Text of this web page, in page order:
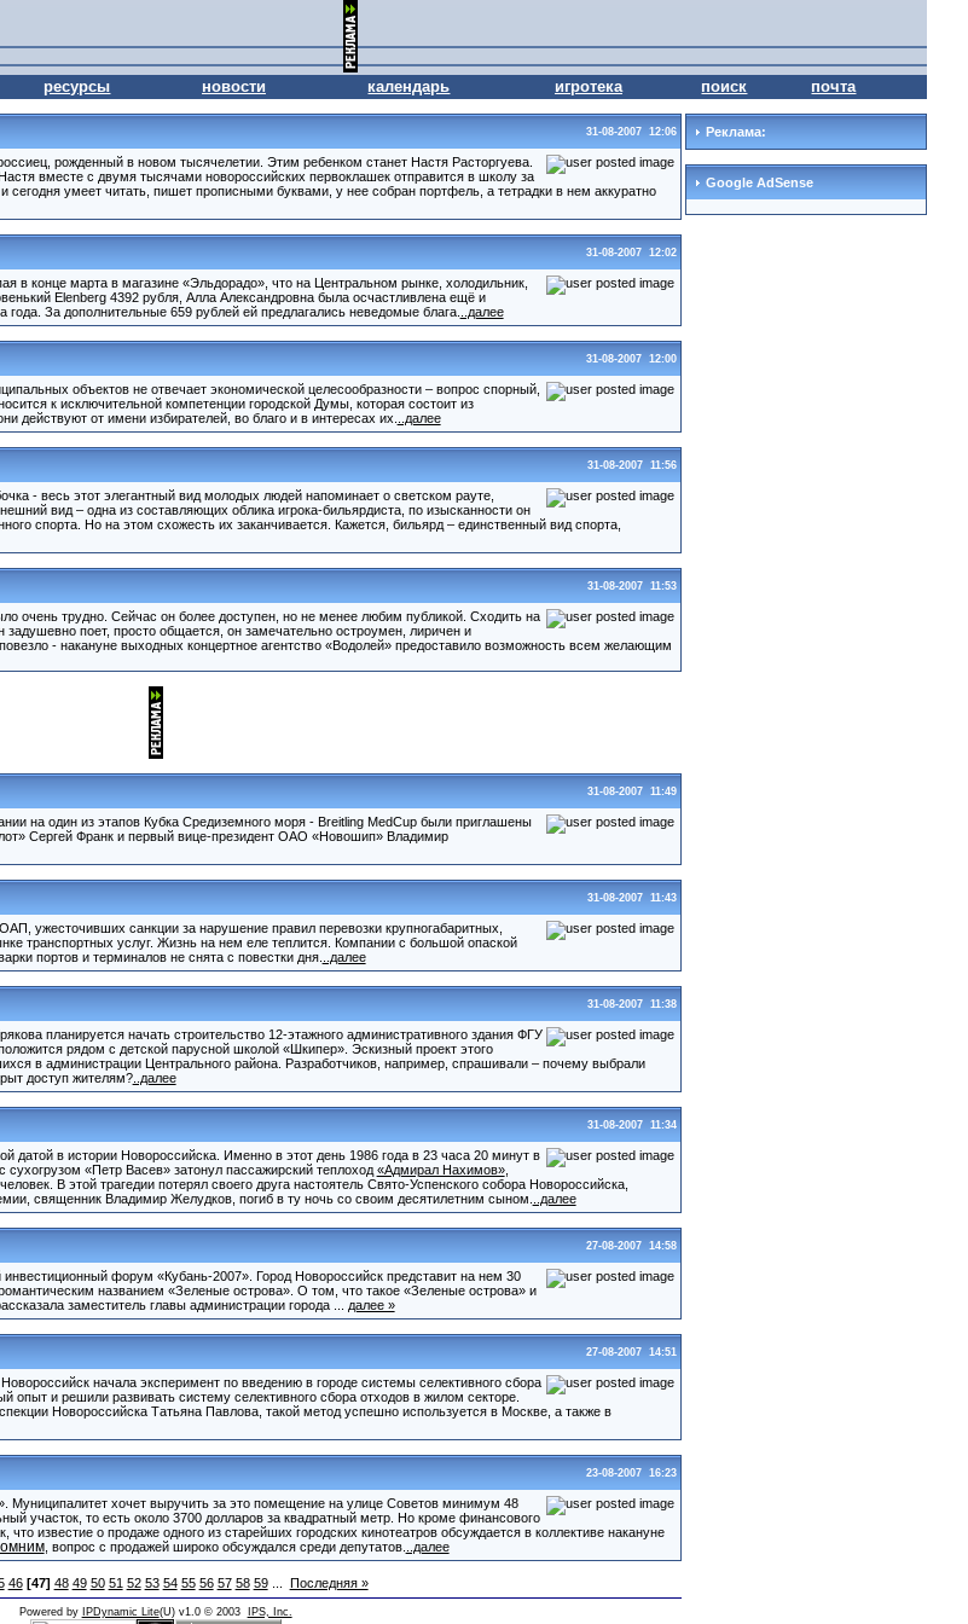
ресурсы новости календарь игротека поиск почта
31-08-2007 12:06
рожденный в новом тысячелетии. Этим ребенком станет Настя Расторгуева.
вместе с двумя тысячами новороссийских первоклашек отправится в школу за
умеет читать, пишет прописными буквами, у нее собран портфель, а тетрадки в нем аккуратно
31-08-2007 12:02
в конце марта в магазине «Эльдорадо», что на Центральном рынке, холодильник,
Elenberg 4392 рубля, Алла Александровна была осчастливлена ещё и
За дополнительные 659 рублей ей предлагались неведомые блага.
..далее
31-08-2007 12:00
объектов не отвечает экономической целесообразности – вопрос спорный,
к исключительной компетенции городской Думы, которая состоит из
действуют от имени избирателей, во благо и в интересах их.
..далее
31-08-2007 11:56
- весь этот элегантный вид молодых людей напоминает о светском рауте,
вид – одна из составляющих облика игрока-бильярдиста, по изысканности он
спорта. Но на этом схожесть их заканчивается. Кажется, бильярд – единственный вид спорта,
31-08-2007 11:53
очень трудно. Сейчас он более доступен, но не менее любим публикой. Сходить на
поет, просто общается, он замечательно остроумен, лиричен и
- накануне выходных концертное агентство «Водолей» предоставило возможность всем желающим
31-08-2007 11:49
на один из этапов Кубка Средиземного моря - Breitling MedCup были приглашены
Сергей Франк и первый вице-президент ОАО «Новошип» Владимир
31-08-2007 11:43
ужесточивших санкции за нарушение правил перевозки крупногабаритных,
транспортных услуг. Жизнь на нем еле теплится. Компании с большой опаской
портов и терминалов не снята с повестки дня.
..далее
31-08-2007 11:38
планируется начать строительство 12-этажного административного здания ФГУ
рядом с детской парусной школой «Шкипер». Эскизный проект этого
в администрации Центрального района. Разработчиков, например, спрашивали – почему выбрали
доступ жителям?..далее
31-08-2007 11:34
датой в истории Новороссийска. Именно в этот день 1986 года в 23 часа 20 минут в
«Петр Васев» затонул пассажирский теплоход «Адмирал Нахимов»,
В этой трагедии потерял своего друга настоятель Свято-Успенского собора Новороссийска,
священник Владимир Желудков, погиб в ту ночь со своим десятилетним сыном.
..далее
27-08-2007 14:58
форум «Кубань-2007». Город Новороссийск представит на нем 30
названием «Зеленые острова». О том, что такое «Зеленые острова» и
заместитель главы администрации города ...
далее »
27-08-2007 14:51
начала эксперимент по введению в городе системы селективного сбора
и решили развивать систему селективного сбора отходов в жилом секторе.
Новороссийска Татьяна Павлова, такой метод успешно используется в Москве, а также в
23-08-2007 16:23
Муниципалитет хочет выручить за это помещение на улице Советов минимум 48
участок, то есть около 3700 долларов за квадратный метр. Но кроме финансового
что известие о продаже одного из старейших городских кинотеатров обсуждается в коллективе накануне
, вопрос с продажей широко обсуждался среди депутатов. ..далее
46 [47] 48 49 50 51 52 53 54 55 56 57 58 59... Последняя »
Реклама:
Google AdSense
Powered by IPDynamic Lite(U) v1.0 © 2003 IPS, Inc.